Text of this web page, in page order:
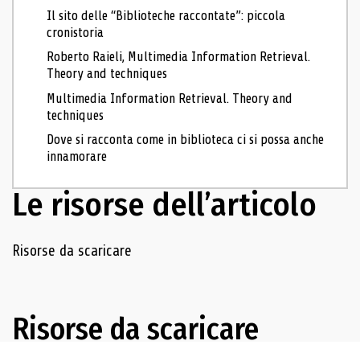
Il sito delle “Biblioteche raccontate”: piccola
cronistoria
Roberto Raieli, Multimedia Information Retrieval.
Theory and techniques
Multimedia Information Retrieval. Theory and
techniques
Dove si racconta come in biblioteca ci si possa anche
innamorare
Le risorse dell’articolo
Navigazione delle risorse
Risorse da scaricare
Risorse da scaricare